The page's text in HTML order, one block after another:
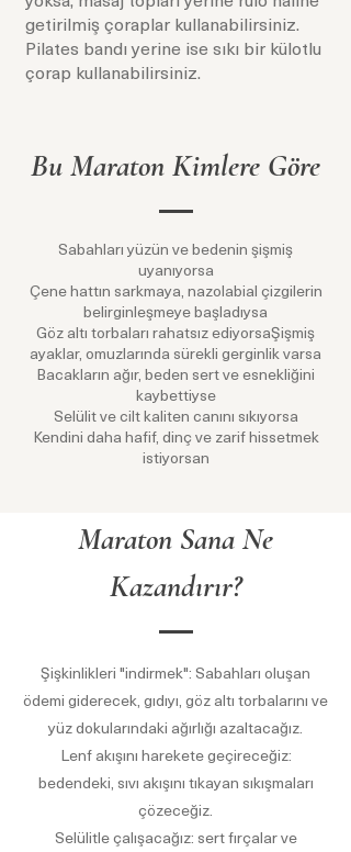
getirilmiş çoraplar kullanabilirsiniz.
Pilates bandı yerine ise sıkı bir külotlu
çorap kullanabilirsiniz.
Bu Maraton Kimlere Göre
Sabahları yüzün ve bedenin şişmiş
uyanıyorsa
Çene hattın sarkmaya, nazolabial çizgilerin
belirginleşmeye başladıysa
Göz altı torbaları rahatsız ediyorsaŞişmiş
ayaklar, omuzlarında sürekli gerginlik varsa
Bacakların ağır, beden sert ve esnekliğini
kaybettiyse
Selülit ve cilt kaliten canını sıkıyorsa
Kendini daha hafif, dinç ve zarif hissetmek
istiyorsan
Maraton Sana Ne
Kazandırır?
Şişkinlikleri "indirmek": Sabahları oluşan
ödemi giderecek, gıdıyı, göz altı torbalarını ve
yüz dokularındaki ağırlığı azaltacağız.
Lenf akışını harekete geçireceğiz:
bedendeki, sıvı akışını tıkayan sıkışmaları
çözeceğiz.
Selülitle çalışacağız: sert fırçalar ve